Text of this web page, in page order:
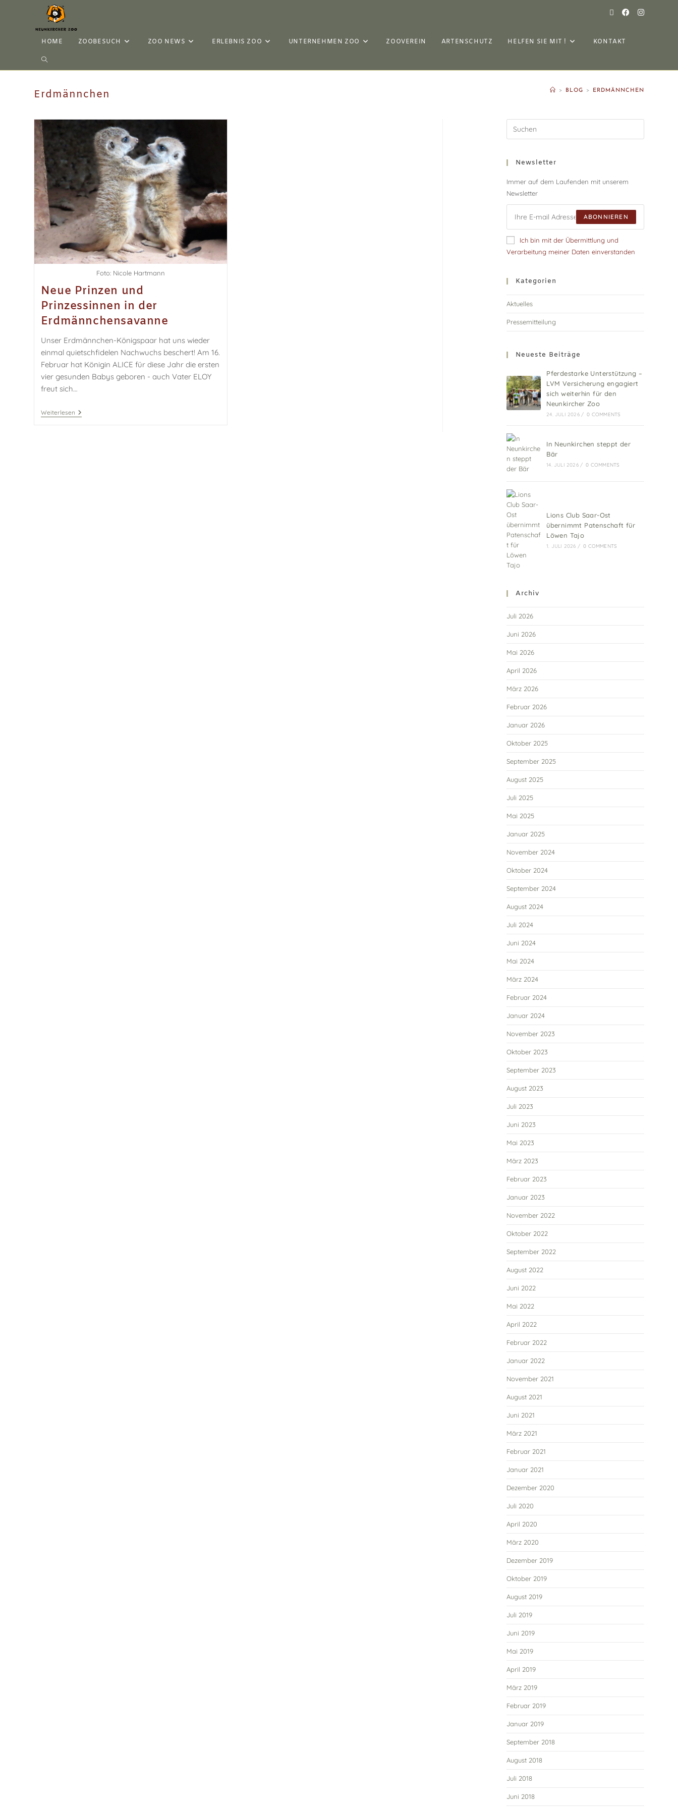
HOME ZOOBESUCH ZOO NEWS ERLEBNIS ZOO UNTERNEHMEN ZOO ZOOVEREIN ARTENSCHUTZ HELFEN SIE MIT ! KONTAKT
Erdmännchen > BLOG > ERDMÄNNCHEN
Foto: Nicole Hartmann
Neue Prinzen und
Prinzessinnen in der
Erdmännchensavanne
Unser Erdmännchen-Königspaar hat uns wieder
einmal quietschfidelen Nachwuchs beschert! Am 16.
Februar hat Königin ALICE für diese Jahr die ersten
vier gesunden Babys geboren - auch Vater ELOY
freut sich…
Weiterlesen
Newsletter
Immer auf dem Laufenden mit unserem
Newsletter
ABONNIEREN
Ich bin mit der Übermittlung und
Verarbeitung meiner Daten einverstanden
Kategorien
Aktuelles
Pressemitteilung
Neueste Beiträge
Pferdestarke Unterstützung –
LVM Versicherung engagiert
sich weiterhin für den
Neunkircher Zoo
24. JULI 2026 / 0 COMMENTS
In Neunkirchen steppt der
Bär
14. JULI 2026 / 0 COMMENTS
Lions Club Saar-Ost
übernimmt Patenschaft für
Löwen Tajo
1. JULI 2026 / 0 COMMENTS
Archiv
Juli 2026
Juni 2026
Mai 2026
April 2026
März 2026
Februar 2026
Januar 2026
Oktober 2025
September 2025
August 2025
Juli 2025
Mai 2025
Januar 2025
November 2024
Oktober 2024
September 2024
August 2024
Juli 2024
Juni 2024
Mai 2024
März 2024
Februar 2024
Januar 2024
November 2023
Oktober 2023
September 2023
August 2023
Juli 2023
Juni 2023
Mai 2023
März 2023
Februar 2023
Januar 2023
November 2022
Oktober 2022
September 2022
August 2022
Juni 2022
Mai 2022
April 2022
Februar 2022
Januar 2022
November 2021
August 2021
Juni 2021
März 2021
Februar 2021
Januar 2021
Dezember 2020
Juli 2020
April 2020
März 2020
Dezember 2019
Oktober 2019
August 2019
Juli 2019
Juni 2019
Mai 2019
April 2019
März 2019
Februar 2019
Januar 2019
September 2018
August 2018
Juli 2018
Juni 2018